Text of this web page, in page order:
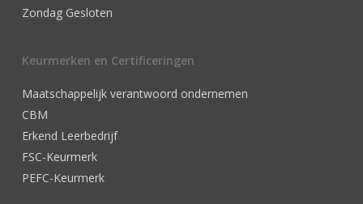
Zondag Gesloten
Keurmerken en Certificeringen
Maatschappelijk verantwoord ondernemen
CBM
Erkend Leerbedrijf
FSC-Keurmerk
PEFC-Keurmerk